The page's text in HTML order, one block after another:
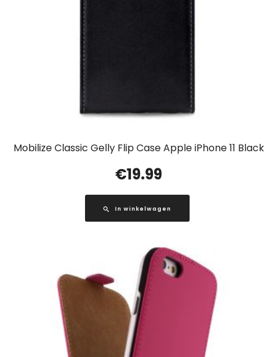
Mobilize Classic Gelly Flip Case Apple iPhone 11 Black
€19.99
In winkelwagen